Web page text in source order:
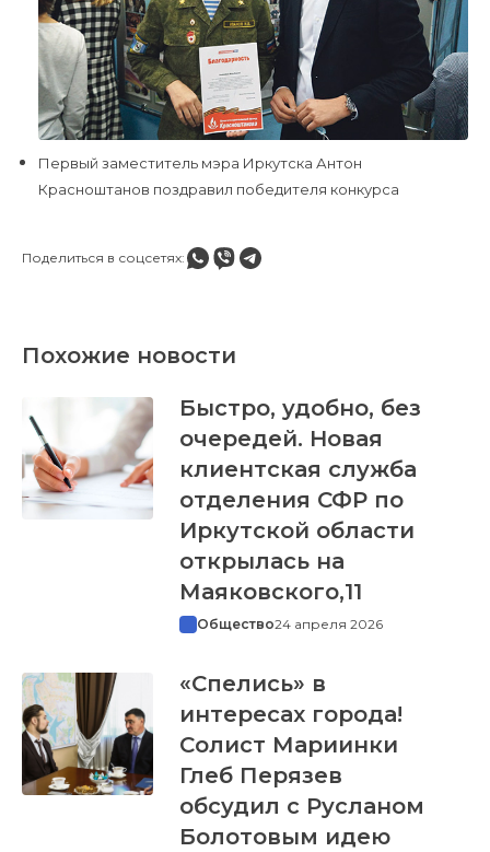
Первый заместитель мэра Иркутска Антон
Красноштанов поздравил победителя конкурса
Поделиться в соцсетях:
Похожие новости
Быстро, удобно, без
очередей. Новая
клиентская служба
отделения СФР по
Иркутской области
открылась на
Маяковского,11
Общество24 апреля 2026
«Спелись» в
интересах города!
Солист Мариинки
Глеб Перязев
обсудил с Русланом
Болотовым идею